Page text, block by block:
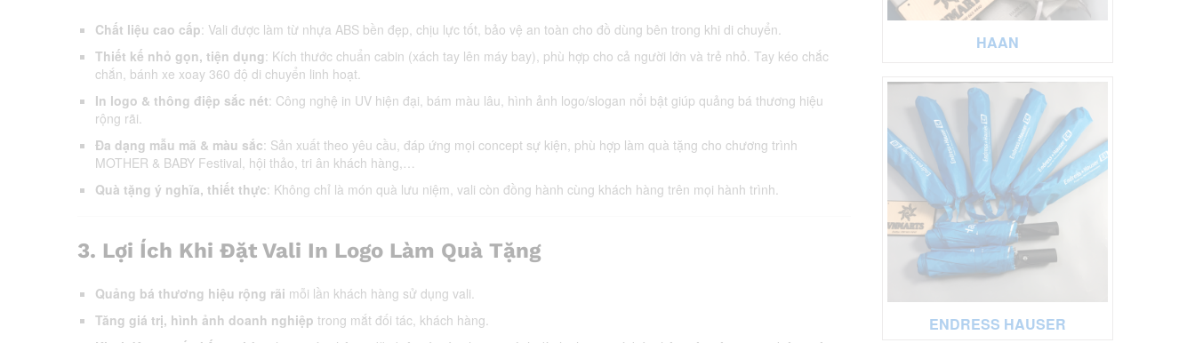
Chất liệu cao cấp: Vali được làm từ nhựa ABS bền đẹp, chịu lực tốt, bảo vệ an toàn cho đồ dùng bên trong khi di chuyển.
Thiết kế nhỏ gọn, tiện dụng: Kích thước chuẩn cabin (xách tay lên máy bay), phù hợp cho cả người lớn và trẻ nhỏ. Tay kéo chắc
chắn, bánh xe xoay 360 độ di chuyển linh hoạt.
In logo & thông điệp sắc nét: Công nghệ in UV hiện đại, bám màu lâu, hình ảnh logo/slogan nổi bật giúp quảng bá thương hiệu
rộng rãi.
Đa dạng mẫu mã & màu sắc: Sản xuất theo yêu cầu, đáp ứng mọi concept sự kiện, phù hợp làm quà tặng cho chương trình
MOTHER & BABY Festival, hội thảo, tri ân khách hàng,…
Quà tặng ý nghĩa, thiết thực: Không chỉ là món quà lưu niệm, vali còn đồng hành cùng khách hàng trên mọi hành trình.
3. Lợi Ích Khi Đặt Vali In Logo Làm Quà Tặng
Quảng bá thương hiệu rộng rãi mỗi lần khách hàng sử dụng vali.
Tăng giá trị, hình ảnh doanh nghiệp trong mắt đối tác, khách hàng.
HAAN
ENDRESS HAUSER